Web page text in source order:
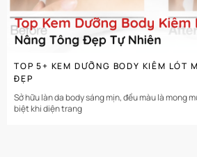
TOP 5+ KEM DƯỠNG BODY KIÊM LÓT
ĐẸP
Sở hữu làn da body sáng mịn, đều màu là mong
biệt khi diện trang